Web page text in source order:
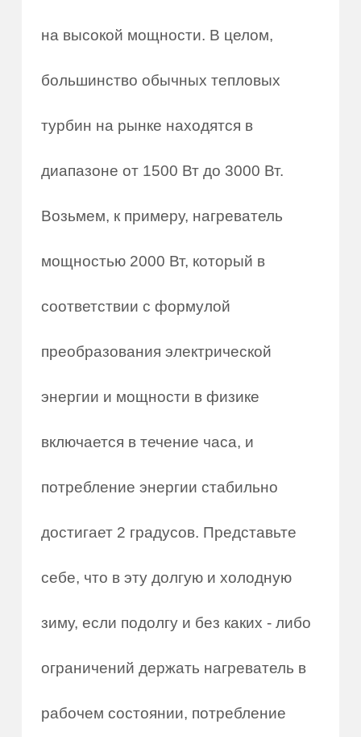
на высокой мощности. В целом,
большинство обычных тепловых
турбин на рынке находятся в
диапазоне от 1500 Вт до 3000 Вт.
Возьмем, к примеру, нагреватель
мощностью 2000 Вт, который в
соответствии с формулой
преобразования электрической
энергии и мощности в физике
включается в течение часа, и
потребление энергии стабильно
достигает 2 градусов. Представьте
себе, что в эту долгую и холодную
зиму, если подолгу и без каких - либо
ограничений держать нагреватель в
рабочем состоянии, потребление